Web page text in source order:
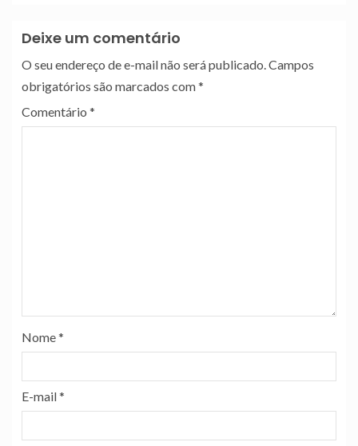
Deixe um comentário
O seu endereço de e-mail não será publicado.Campos
obrigatórios são marcados com*
Comentário *
Nome*
E-mail*